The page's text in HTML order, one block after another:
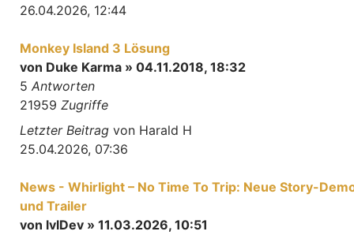
26.04.2026, 12:44
Monkey Island 3 Lösung
von Duke Karma » 04.11.2018, 18:32
5 Antworten
21959 Zugriffe
Letzter Beitrag von Harald H
25.04.2026, 07:36
News - Whirlight – No Time To Trip: Neue Story-
und Trailer
von lvlDev » 11.03.2026, 10:51